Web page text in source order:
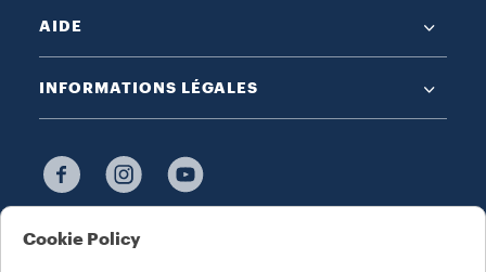
AIDE
INFORMATIONS LÉGALES
CHOISISSEZ VOTRE PAYS
Cookie Policy